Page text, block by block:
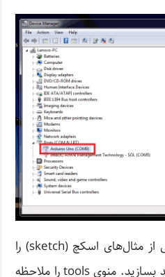
اکنون IDE را باز کنید. یکی از مثال‌های اسکچ (sketch) را
باز کنید، یا یک اسکچ جدید بسازید. منوی tools را ملاحظه